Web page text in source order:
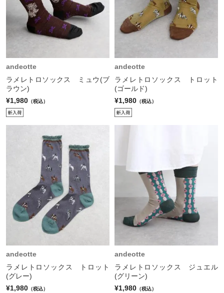
andeotte
ラメレトロソックス ミュウ(ブ
ラウン)
¥1,980 （税込）
andeotte
ラメレトロソックス トロット
(ゴールド)
¥1,980 （税込）
andeotte
ラメレトロソックス トロット
(グレー)
¥1,980 （税込）
andeotte
ラメレトロソックス ジュエル
(グリーン)
¥1,980 （税込）